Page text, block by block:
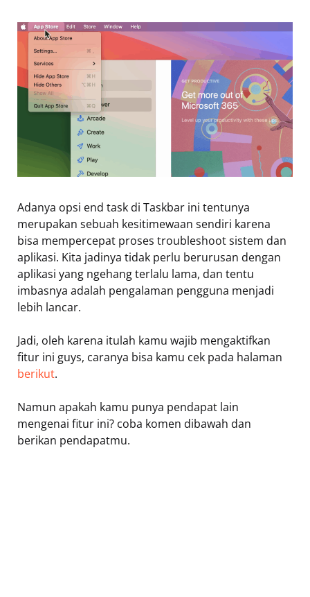
Adanya opsi end task di Taskbar ini tentunya
merupakan sebuah kesitimewaan sendiri karena
bisa mempercepat proses troubleshoot sistem dan
aplikasi. Kita jadinya tidak perlu berurusan dengan
aplikasi yang ngehang terlalu lama, dan tentu
imbasnya adalah pengalaman pengguna menjadi
lebih lancar.
Jadi, oleh karena itulah kamu wajib mengaktifkan
fitur ini guys, caranya bisa kamu cek pada halaman
berikut.
Namun apakah kamu punya pendapat lain
mengenai fitur ini? coba komen dibawah dan
berikan pendapatmu.